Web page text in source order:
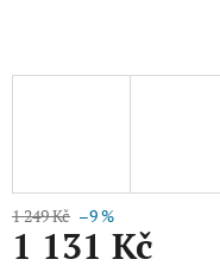
1 249 Kč –9 %
1 131 Kč